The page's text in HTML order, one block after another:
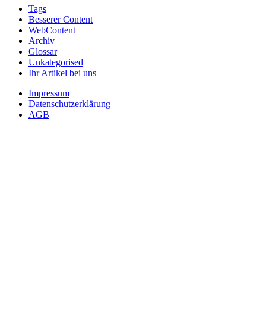
Tags
Besserer Content
WebContent
Archiv
Glossar
Unkategorised
Ihr Artikel bei uns
Impressum
Datenschutzerklärung
AGB